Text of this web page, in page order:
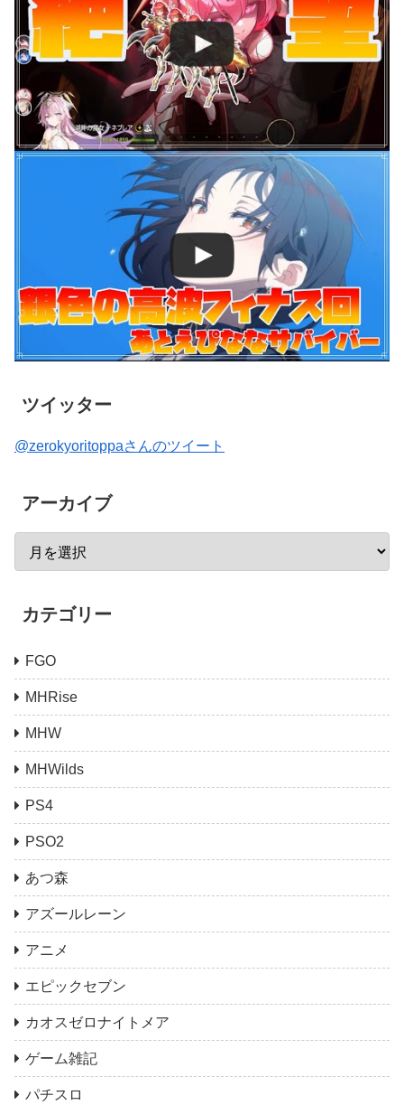
ツイッター
@zerokyoritoppaさんのツイート
アーカイブ
カテゴリー
FGO
MHRise
MHW
MHWilds
PS4
PSO2
あつ森
アズールレーン
アニメ
エピックセブン
カオスゼロナイトメア
ゲーム雑記
パチスロ